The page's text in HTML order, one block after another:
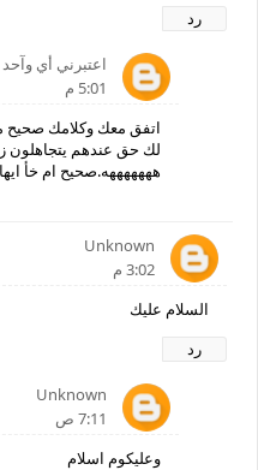
رد
اعتبرني أي وآحد
5:01 م
اتفق معك وكلامك صحيح
لك حق عندهم يتجاهلون
هههههههه.صحيح ام خأ
Unknown
3:02 م
السلام عليك
رد
Unknown
7:11 ص
وعليكوم اسلام